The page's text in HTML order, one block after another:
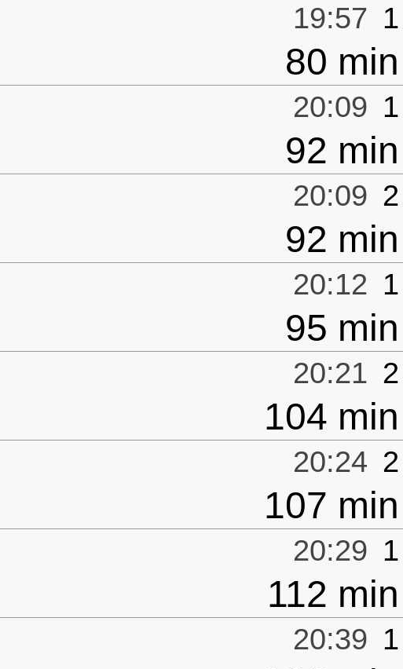
80 min
19:57 1
92 min
20:09 1
92 min
20:09 2
95 min
20:12 1
104 min
20:21 2
107 min
20:24 2
112 min
20:29 1
20:39 1